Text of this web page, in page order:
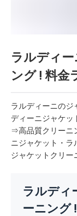
ラルディ
ング ! 料金
ラルディーニのジ
ディーニジャケッ
⇒高品質クリーニ
ニジャケット・
ジャケットクリ
ラルディ
ーニング